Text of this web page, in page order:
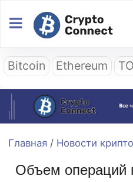
Bitcoin Ethereum
Главная / Новости
Объем операций